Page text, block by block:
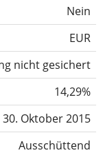
Nein
EUR
nicht gesichert
14,29%
30. Oktober 2015
Ausschüttend